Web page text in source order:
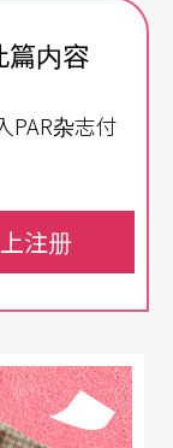
篇内容
PAR杂志付
注册